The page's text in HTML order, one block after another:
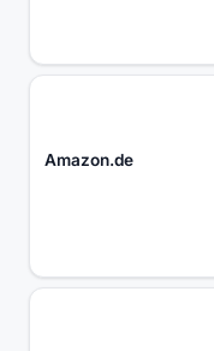
Amazon.de